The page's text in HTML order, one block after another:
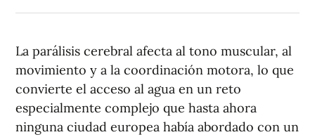
La parálisis cerebral afecta al tono muscular, al
movimiento y a la coordinación motora, lo que
convierte el acceso al agua en un reto
especialmente complejo que hasta ahora
ninguna ciudad europea había abordado con un